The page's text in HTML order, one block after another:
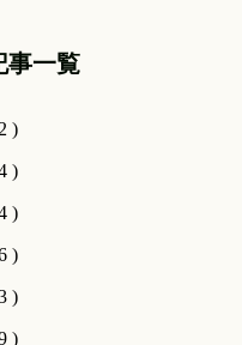
かさ・宇宙の流れ〜』 のお話の
ンツとして購入可能です...
事一覧
)
)
)
)
)
)